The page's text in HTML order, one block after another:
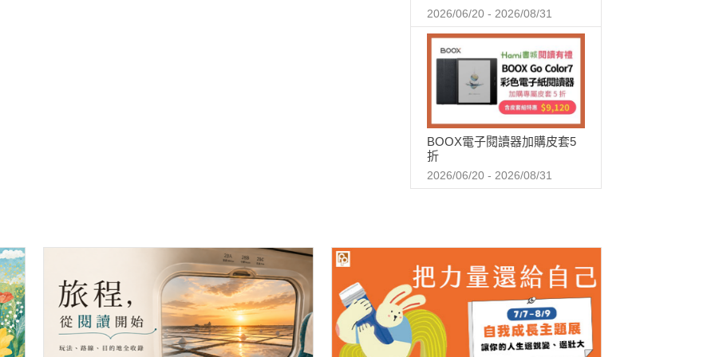
2026/06/20 - 2026/08/31
BOOX電子閱讀器加購皮套5
折
2026/06/20 - 2026/08/31